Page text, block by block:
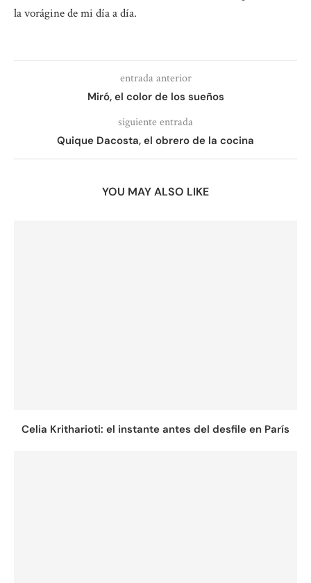
la vorágine de mi día a día.
entrada anterior
Miró, el color de los sueños
siguiente entrada
Quique Dacosta, el obrero de la cocina
YOU MAY ALSO LIKE
Celia Kritharioti: el instante antes del desfile en París